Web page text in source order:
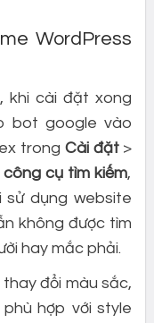
WordPress
khi cài đặt xong
bot google vào
trong Cài đặt>
công cụ tìm kiếm,
sử dụng website
không được tìm
hay mắc phải.
đổi màu sắc,
hợp với style